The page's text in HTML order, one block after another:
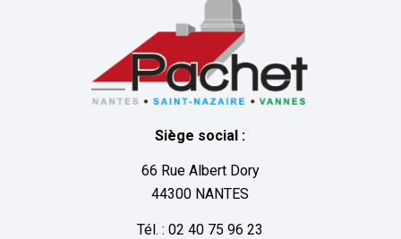
Siège social :
66 Rue Albert Dory
44300 NANTES
Tél. : 02 40 75 96 23